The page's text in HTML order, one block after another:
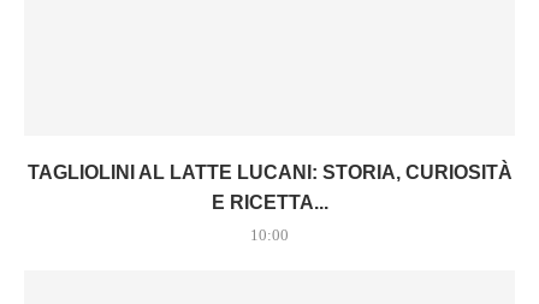
TAGLIOLINI AL LATTE LUCANI: STORIA, CURIOSITÀ
E RICETTA...
10:00